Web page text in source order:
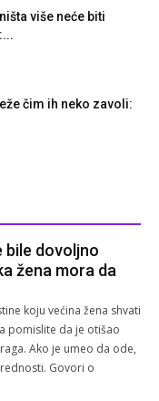
više neće biti
čim ih neko zavoli:
bile dovoljno
žena mora da
koju većina žena shvati
pomislite da je otišao
Ako je umeo da ode,
Govori o